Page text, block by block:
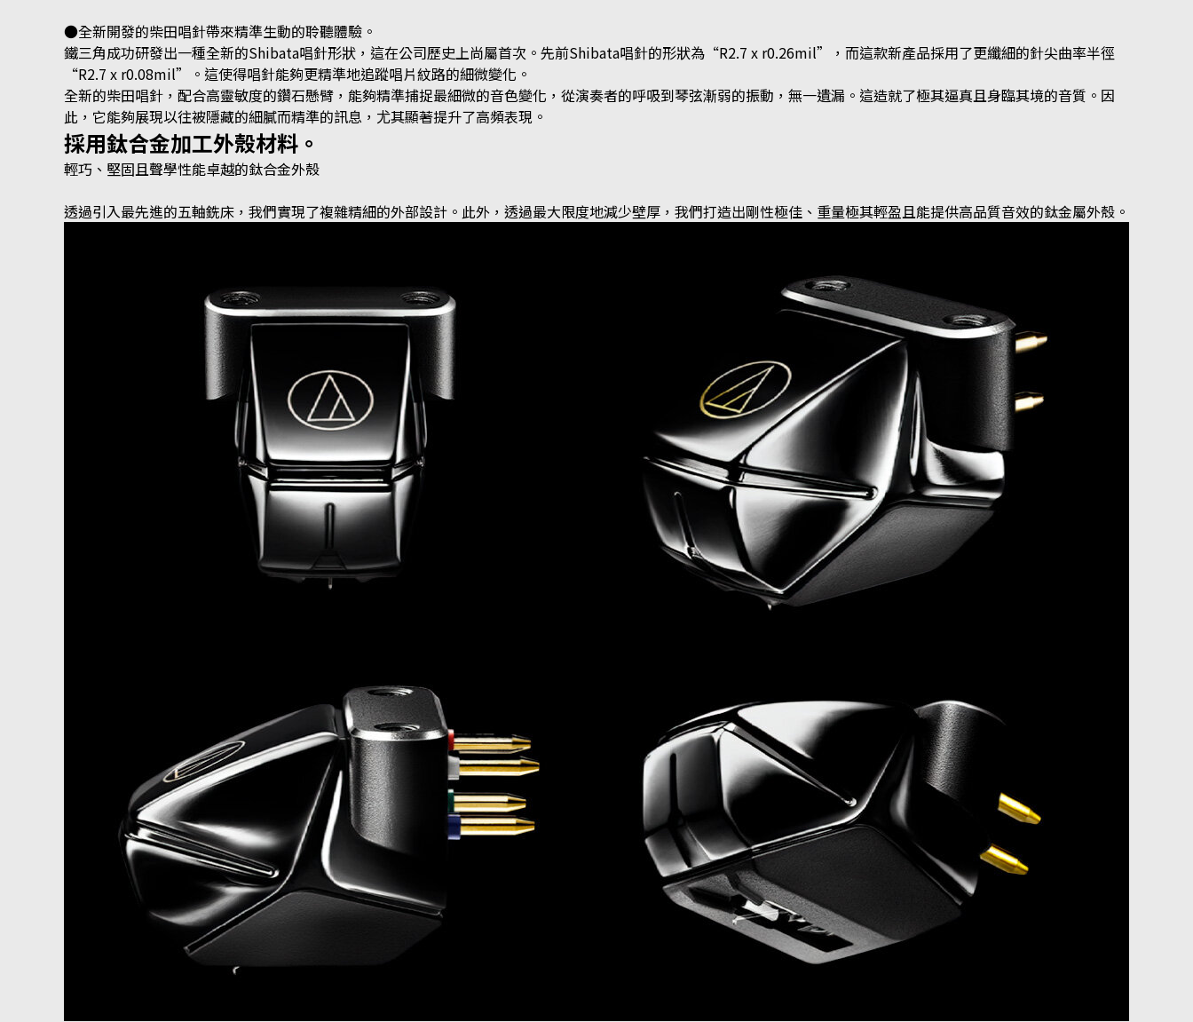
●全新開發的柴田唱針帶來精準生動的聆聽體驗。
鐵三角成功研發出一種全新的Shibata唱針形狀，這在公司歷史上尚屬首次。先前Shibata唱針的形狀為“R2.7 x r0.26mil”，而這款新產品採用了更纖細的針尖曲率半徑
“R2.7 x r0.08mil”。這使得唱針能夠更精準地追蹤唱片紋路的細微變化。
全新的柴田唱針，配合高靈敏度的鑽石懸臂，能夠精準捕捉最細微的音色變化，從演奏者的呼吸到琴弦漸弱的振動，無一遺漏。這造就了極其逼真且身臨其境的音質。因
此，它能夠展現以往被隱藏的細膩而精準的訊息，尤其顯著提升了高頻表現。
採用鈦合金加工外殼材料。
輕巧、堅固且聲學性能卓越的鈦合金外殼
透過引入最先進的五軸銑床，我們實現了複雜精細的外部設計。此外，透過最大限度地減少壁厚，我們打造出剛性極佳、重量極其輕盈且能提供高品質音效的鈦金屬外殼。